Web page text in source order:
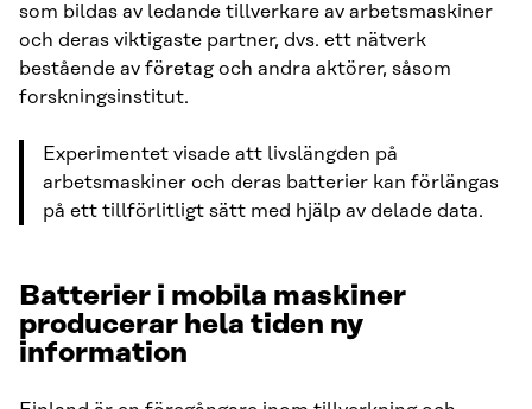
som bildas av ledande tillverkare av arbetsmaskiner
och deras viktigaste partner, dvs. ett nätverk
bestående av företag och andra aktörer, såsom
forskningsinstitut.
Experimentet visade att livslängden på
arbetsmaskiner och deras batterier kan förlängas
på ett tillförlitligt sätt med hjälp av delade data.
Batterier i mobila maskiner
producerar hela tiden ny
information